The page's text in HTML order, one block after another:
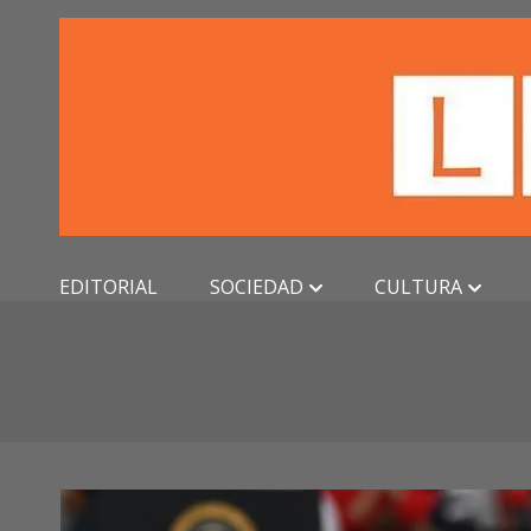
EDITORIAL SOCIEDAD CULTURA